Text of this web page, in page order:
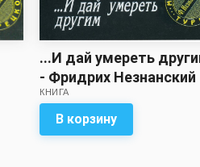
...И дай умереть
- Фридрих Незнанский
КНИГА
В корзину